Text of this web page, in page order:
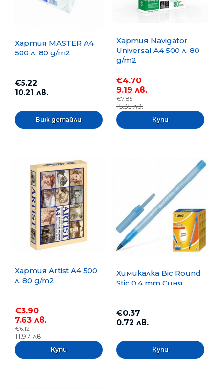
Хартия MASTER A4
500 л. 80 g/m2
€5.22
10.21 лв.
Виж детайли
Хартия Navigator
Universal A4 500 л. 80
g/m2
€4.70
9.19 лв.
€7.85
15.35 лв.
Хартия Artist A4 500
л. 80 g/m2
€3.90
7.63 лв.
€6.12
11.97 лв.
Химикалка Bic Round
Stic 0.4 mm Синя
€0.37
0.72 лв.